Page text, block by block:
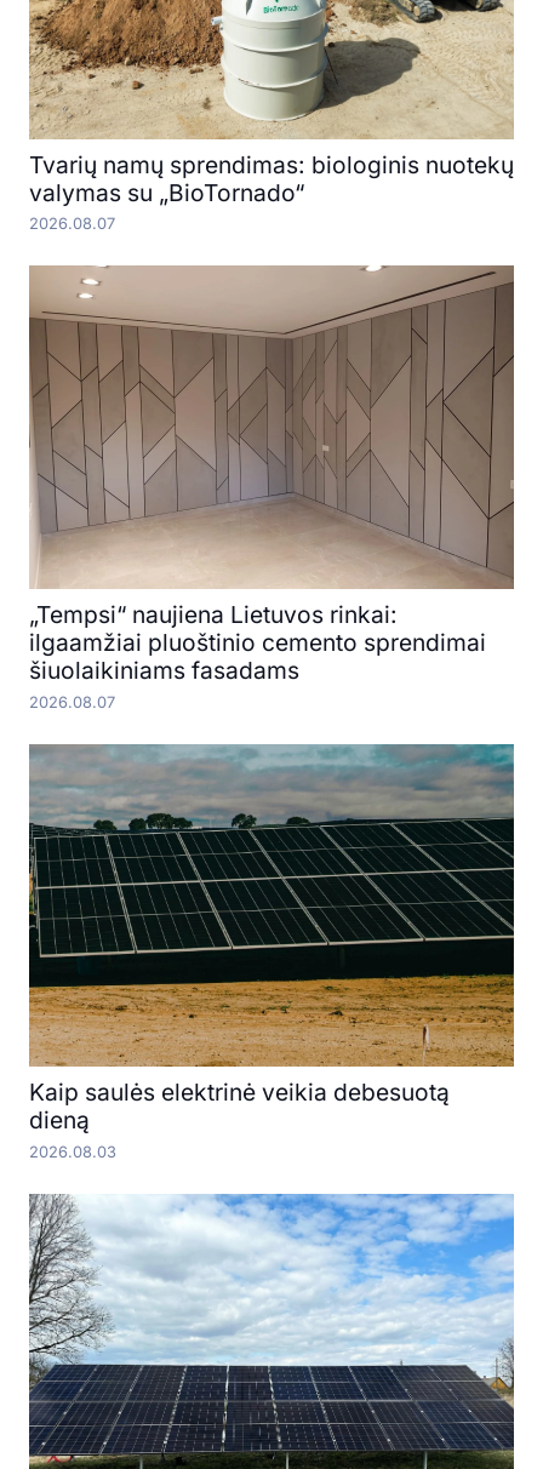
Tvarių namų sprendimas: biologinis nuotekų
valymas su „BioTornado“
2026.08.07
„Tempsi“ naujiena Lietuvos rinkai:
ilgaamžiai pluoštinio cemento sprendimai
šiuolaikiniams fasadams
2026.08.07
Kaip saulės elektrinė veikia debesuotą
dieną
2026.08.03